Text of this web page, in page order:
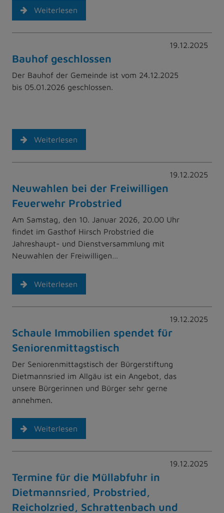
Weiterlesen
19.12.2025
Bauhof geschlossen
Der Bauhof der Gemeinde ist vom 24.12.2025
bis 05.01.2026 geschlossen.
Weiterlesen
19.12.2025
Neuwahlen bei der Freiwilligen
Feuerwehr Probstried
Am Samstag, den 10. Januar 2026, 20.00 Uhr
findet im Gasthof Hirsch Probstried die
Jahreshaupt- und Dienstversammlung mit
Neuwahlen der Freiwilligen…
Weiterlesen
19.12.2025
Schaule Immobilien spendet für
Seniorenmittagstisch
Der Seniorenmittagstisch der Bürgerstiftung
Dietmannsried im Allgäu ist ein Angebot, das
unsere Bürgerinnen und Bürger sehr gerne
annehmen.
Weiterlesen
19.12.2025
Termine für die Müllabfuhr in
Dietmannsried, Probstried,
Reicholzried, Schrattenbach und